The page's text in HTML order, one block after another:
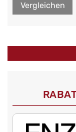
Vergleichen